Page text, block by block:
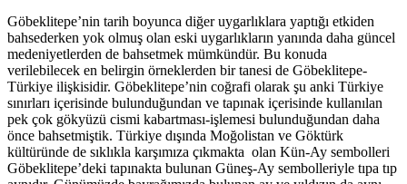
Göbeklitepe’nin tarih boyunca diğer uygarlıklara yaptığı etkiden
bahsederken yok olmuş olan eski uygarlıkların yanında daha güncel
medeniyetlerden de bahsetmek mümkündür. Bu konuda
verilebilecek en belirgin örneklerden bir tanesi de Göbeklitepe-
Türkiye ilişkisidir. Göbeklitepe’nin coğrafi olarak şu anki Türkiye
sınırları içerisinde bulunduğundan ve tapınak içerisinde kullanılan
pek çok gökyüzü cismi kabartması-işlemesi bulunduğundan daha
önce bahsetmiştik. Türkiye dışında Moğolistan ve Göktürk
kültüründe de sıklıkla karşımıza çıkmakta olan Kün-Ay sembolleri
Göbeklitepe’deki tapınakta bulunan Güneş-Ay sembolleriyle tıpa tıp